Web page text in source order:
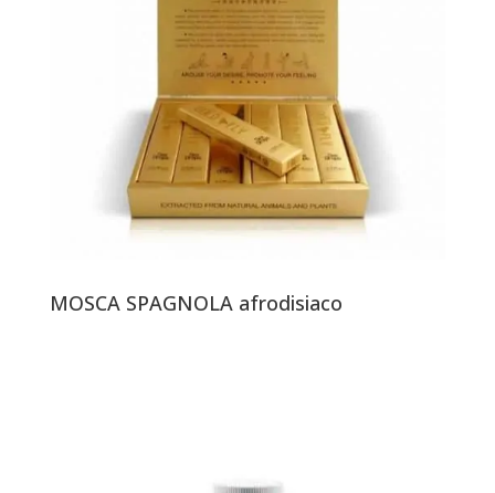
MOSCA SPAGNOLA afrodisiaco